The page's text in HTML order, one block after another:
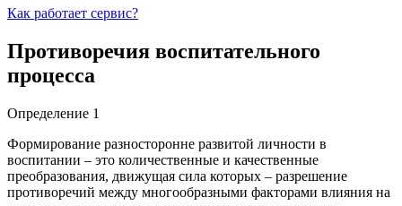
Как работает сервис?
Противоречия воспитательного
процесса
Определение 1
Формирование разносторонне развитой личности в
воспитании – это количественные и качественные
преобразования, движущая сила которых – разрешение
противоречий между многообразными факторами влияния на